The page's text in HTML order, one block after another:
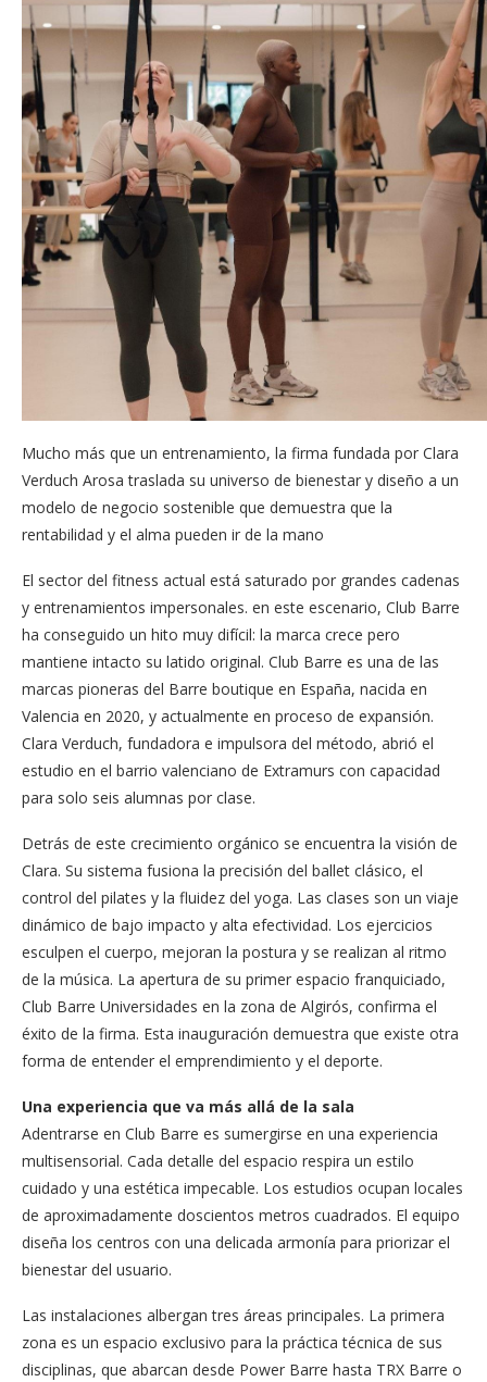
Mucho más que un entrenamiento, la firma fundada por Clara
Verduch Arosa traslada su universo de bienestar y diseño a un
modelo de negocio sostenible que demuestra que la
rentabilidad y el alma pueden ir de la mano
El sector del fitness actual está saturado por grandes cadenas
y entrenamientos impersonales. en este escenario, Club Barre
ha conseguido un hito muy difícil: la marca crece pero
mantiene intacto su latido original. Club Barre es una de las
marcas pioneras del Barre boutique en España, nacida en
Valencia en 2020, y actualmente en proceso de expansión.
Clara Verduch, fundadora e impulsora del método, abrió el
estudio en el barrio valenciano de Extramurs con capacidad
para solo seis alumnas por clase.
Detrás de este crecimiento orgánico se encuentra la visión de
Clara. Su sistema fusiona la precisión del ballet clásico, el
control del pilates y la fluidez del yoga. Las clases son un viaje
dinámico de bajo impacto y alta efectividad. Los ejercicios
esculpen el cuerpo, mejoran la postura y se realizan al ritmo
de la música. La apertura de su primer espacio franquiciado,
Club Barre Universidades en la zona de Algirós, confirma el
éxito de la firma. Esta inauguración demuestra que existe otra
forma de entender el emprendimiento y el deporte.
Una experiencia que va más allá de la sala
Adentrarse en Club Barre es sumergirse en una experiencia
multisensorial. Cada detalle del espacio respira un estilo
cuidado y una estética impecable. Los estudios ocupan locales
de aproximadamente doscientos metros cuadrados. El equipo
diseña los centros con una delicada armonía para priorizar el
bienestar del usuario.
Las instalaciones albergan tres áreas principales. La primera
zona es un espacio exclusivo para la práctica técnica de sus
disciplinas, que abarcan desde Power Barre hasta TRX Barre o